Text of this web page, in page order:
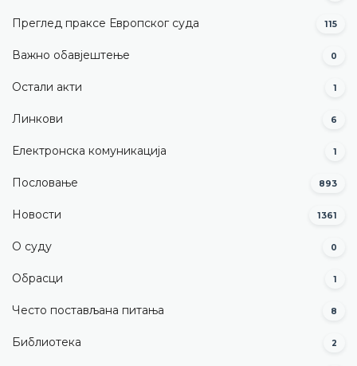
Преглед праксе Европског суда 115
Важно обавјештење 0
Остали акти 1
Линкови 6
Електронска комуникација 1
Пословање 893
Новости 1361
О суду 0
Обрасци 1
Често постављана питања 8
Библиотека 2